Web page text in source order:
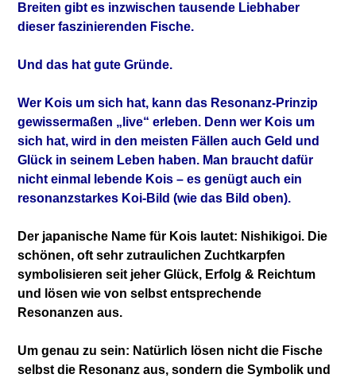
Breiten gibt es inzwischen tausende Liebhaber
dieser faszinierenden Fische.
Und das hat gute Gründe.
Wer Kois um sich hat, kann das Resonanz-Prinzip
gewissermaßen „live“ erleben. Denn wer Kois um
sich hat, wird in den meisten Fällen auch Geld und
Glück in seinem Leben haben. Man braucht dafür
nicht einmal lebende Kois – es genügt auch ein
resonanzstarkes Koi-Bild (wie das Bild oben).
Der japanische Name für Kois lautet: Nishikigoi. Die
schönen, oft sehr zutraulichen Zuchtkarpfen
symbolisieren seit jeher Glück, Erfolg & Reichtum
und lösen wie von selbst entsprechende
Resonanzen aus.
Um genau zu sein: Natürlich lösen nicht die Fische
selbst die Resonanz aus, sondern die Symbolik und